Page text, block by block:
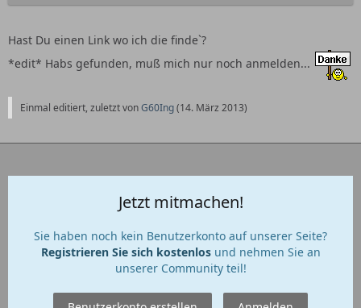
Hast Du einen Link wo ich die finde`?
*edit* Habs gefunden, muß mich nur noch anmelden...
Einmal editiert, zuletzt vonG60Ing(14. März 2013)
Jetzt mitmachen!
Sie haben noch kein Benutzerkonto auf unserer Seite?
Registrieren Sie sich kostenlosund nehmen Sie an
unserer Community teil!